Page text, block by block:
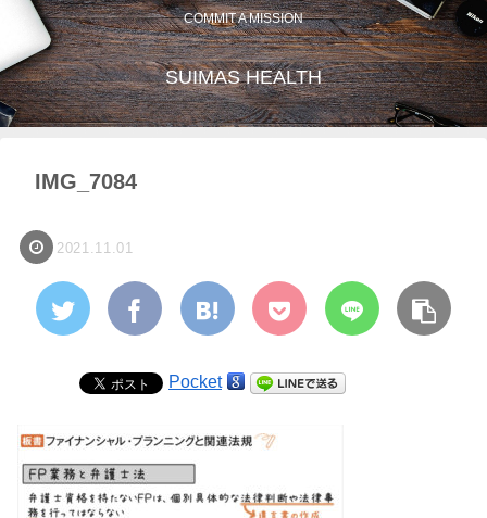
COMMIT A MISSION
SUIMAS HEALTH
IMG_7084
2021.11.01
Pocket